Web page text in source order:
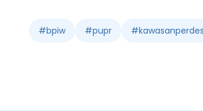
#bpiw #pupr #